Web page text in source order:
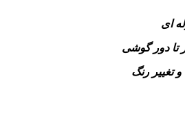
ای
تا دور گوشی
تغییر رنگ